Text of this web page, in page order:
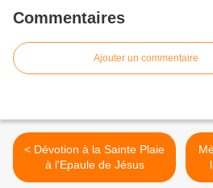
Commentaires
Ajouter un commentaire
< Dévotion à la Sainte Plaie
à l'Epaule de Jésus